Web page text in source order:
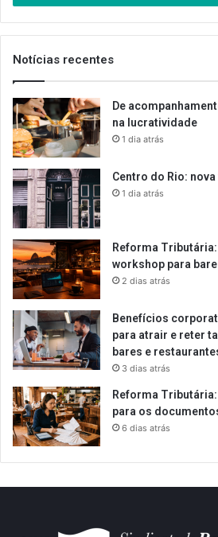
de
email
Notícias recentes
De
na lucratividade
1 dia atrás
Centro do Rio:
1 dia atrás
Reforma
workshop para
2 dias atrás
Benefícios
para atrair e reter
bares e
3 dias atrás
Reforma
para os
6 dias atrás